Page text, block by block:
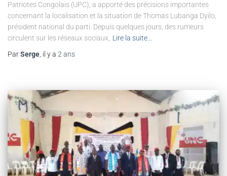
Patriotes Congolais (UPC), a apporté des précisions importantes
concernant la localisation et la situation de Thomas Lubanga Dyilo,
président national du parti. Depuis quelques jours, des rumeurs
circulent sur les réseaux sociaux, Lire la suite…
ParSerge, il y a 2 ans